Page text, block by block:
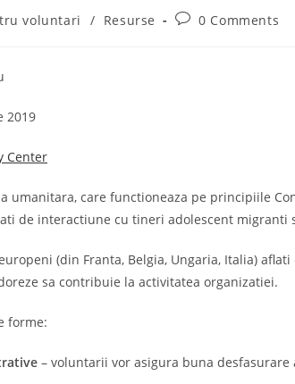
voluntari / Resurse
Post0 Comments
2019
Center
umanitara, care functioneaza pe principiile
de interactiune cu tineri adolescent migranti
(din Franta, Belgia, Ungaria, Italia)
sa contribuie la activitatea organizatiei.
forme:
– voluntarii vor asigura buna